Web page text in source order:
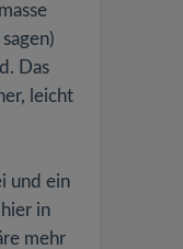
Das
leicht
und ein
in
mehr